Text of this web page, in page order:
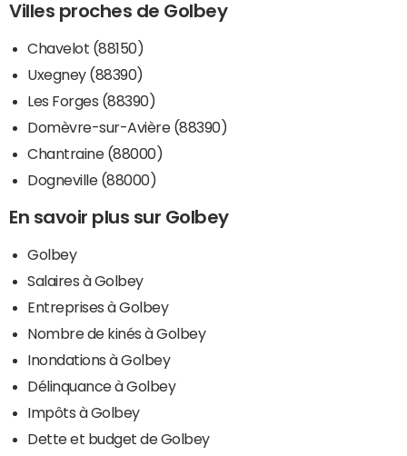
Villes proches de Golbey
Chavelot (88150)
Uxegney (88390)
Les Forges (88390)
Domèvre-sur-Avière (88390)
Chantraine (88000)
Dogneville (88000)
En savoir plus sur Golbey
Golbey
Salaires à Golbey
Entreprises à Golbey
Nombre de kinés à Golbey
Inondations à Golbey
Délinquance à Golbey
Impôts à Golbey
Dette et budget de Golbey